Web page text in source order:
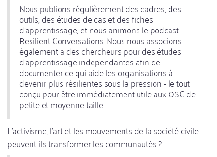
Nous publions régulièrement des cadres, des
outils, des études de cas et des fiches
d'apprentissage, et nous animons le podcast
Resilient Conversations. Nous nous associons
également à des chercheurs pour des études
d'apprentissage indépendantes afin de
documenter ce qui aide les organisations à
devenir plus résilientes sous la pression - le tout
conçu pour être immédiatement utile aux OSC de
petite et moyenne taille.
L'activisme, l'art et les mouvements de la société civile
peuvent-ils transformer les communautés ?